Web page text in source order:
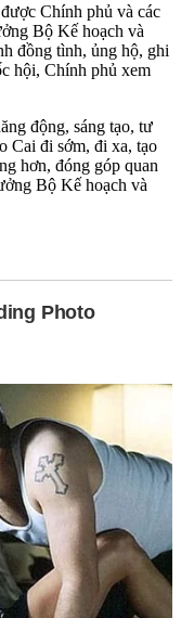
Chính phủ và các
Bộ Kế hoạch và
đồng tình, ủng hộ, ghi
hội, Chính phủ xem
động, sáng tạo, tư
Cai đi sớm, đi xa, tạo
hơn, đóng góp quan
Bộ Kế hoạch và